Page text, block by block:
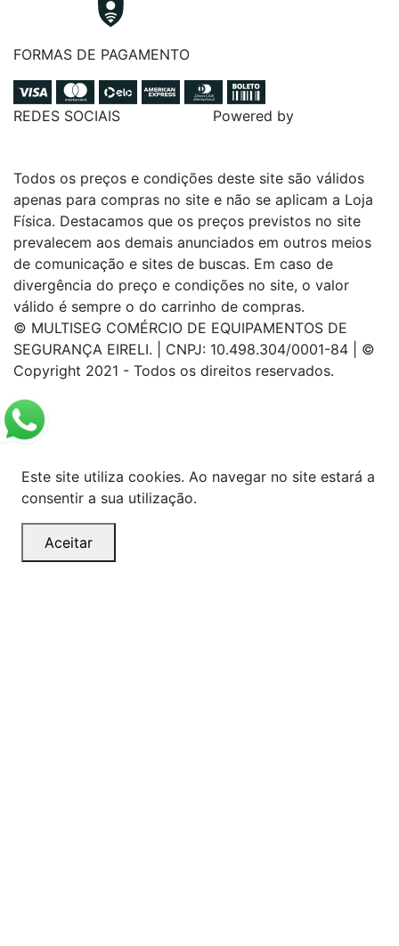
FORMAS DE PAGAMENTO
REDES SOCIAIS Powered by
Todos os preços e condições deste site são válidos
apenas para compras no site e não se aplicam a Loja
Física. Destacamos que os preços previstos no site
prevalecem aos demais anunciados em outros meios
de comunicação e sites de buscas. Em caso de
divergência do preço e condições no site, o valor
válido é sempre o do carrinho de compras.
© MULTISEG COMÉRCIO DE EQUIPAMENTOS DE
SEGURANÇA EIRELI. | CNPJ: 10.498.304/0001-84 | ©
Copyright 2021 - Todos os direitos reservados.
Este site utiliza cookies. Ao navegar no site estará a
consentir a sua utilização.
Aceitar